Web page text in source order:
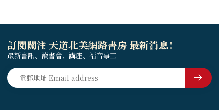
訂閱關注 天道北美網路書房 最新消息！
最新書訊、讀書會、講座、福音事工